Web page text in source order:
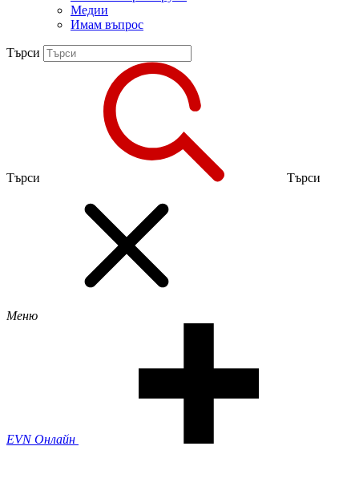
Медии
Имам въпрос
Търси
Търси Търси
Меню
EVN Онлайн